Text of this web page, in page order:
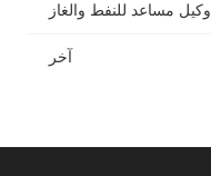
وكيل مساعد للنفط والغاز
آخر